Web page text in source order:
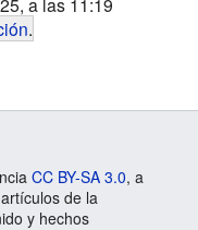
.
CC BY-SA 3.0, a
de la
y hechos